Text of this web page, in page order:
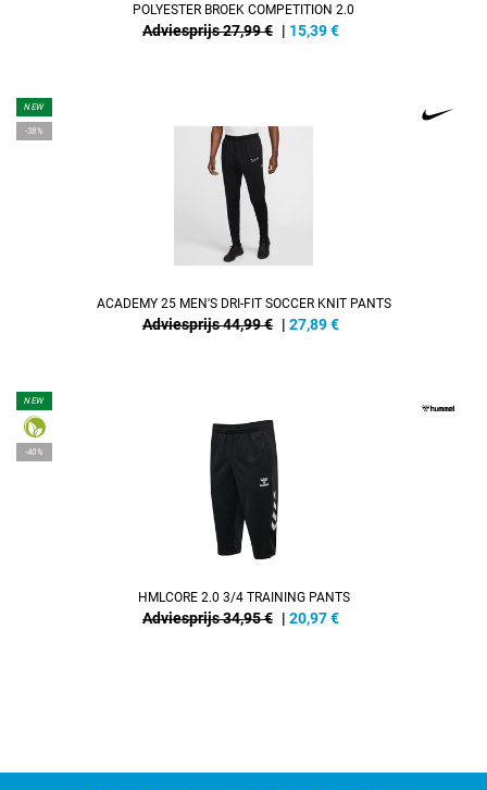
POLYESTER BROEK COMPETITION 2.0
Adviesprijs 27,99 € | 15,39€
NEW
-38%
ACADEMY 25 MEN'S DRI-FIT SOCCER KNIT PANTS
Adviesprijs 44,99 € | 27,89€
NEW
-40%
HMLCORE 2.0 3/4 TRAINING PANTS
Adviesprijs 34,95 € | 20,97€